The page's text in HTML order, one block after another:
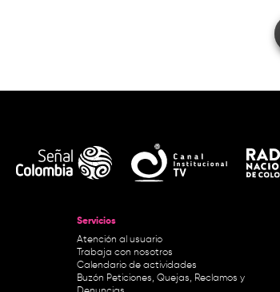
Servicios
Atención al usuario
Trabaja con nosotros
Calendario de actividades
Buzón Peticiones, Quejas, Reclamos y